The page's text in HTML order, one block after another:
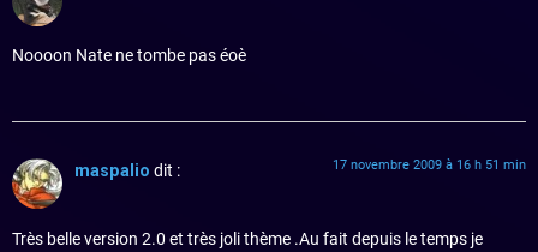
Noooon Nate ne tombe pas éoè
maspalio dit : 17 novembre 2009 à 16 h 51 min
Très belle version 2.0 et très joli thème .Au fait depuis le temps je